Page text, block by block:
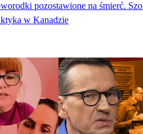
pozostawione na śmierć.
w Kanadzie